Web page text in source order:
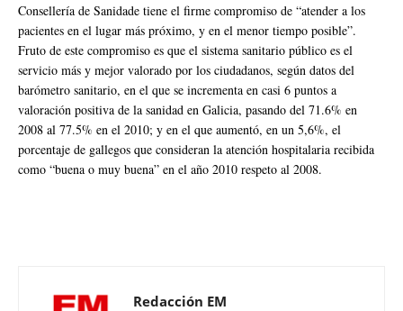
Consellería de Sanidade tiene el firme compromiso de “atender a los
pacientes en el lugar más próximo, y en el menor tiempo posible”.
Fruto de este compromiso es que el sistema sanitario público es el
servicio más y mejor valorado por los ciudadanos, según datos del
barómetro sanitario, en el que se incrementa en casi 6 puntos a
valoración positiva de la sanidad en Galicia, pasando del 71.6% en
2008 al 77.5% en el 2010; y en el que aumentó, en un 5,6%, el
porcentaje de gallegos que consideran la atención hospitalaria recibida
como “buena o muy buena” en el año 2010 respeto al 2008.
Redacción EM